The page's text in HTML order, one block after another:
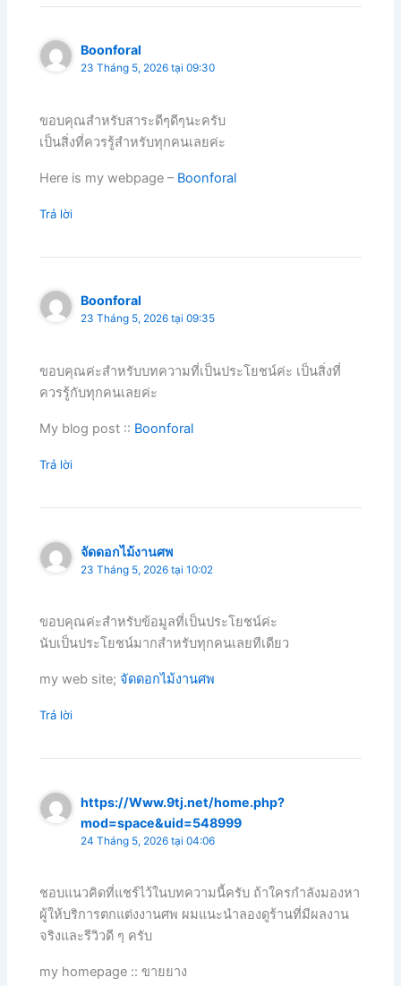
Boonforal
23 Tháng 5, 2026 tại 09:30
ขอบคุณสำหรับสาระดีๆดีๆนะครับ
เป็นสิ่งที่ควรรู้สำหรับทุกคนเลยค่ะ
Here is my webpage – Boonforal
Trả lời
Boonforal
23 Tháng 5, 2026 tại 09:35
ขอบคุณค่ะสำหรับบทความที่เป็นประโยชน์ค่ะ เป็นสิ่งที่
ควรรู้กับทุกคนเลยค่ะ
My blog post :: Boonforal
Trả lời
จัดดอกไม้งานศพ
23 Tháng 5, 2026 tại 10:02
ขอบคุณค่ะสำหรับข้อมูลที่เป็นประโยชน์ค่ะ
นับเป็นประโยชน์มากสำหรับทุกคนเลยทีเดียว
my web site; จัดดอกไม้งานศพ
Trả lời
https://Www.9tj.net/home.php?
mod=space&uid=548999
24 Tháng 5, 2026 tại 04:06
ชอบแนวคิดที่แชร์ไว้ในบทความนี้ครับ ถ้าใครกำลังมองหา
ผู้ให้บริการตกแต่งงานศพ ผมแนะนำลองดูร้านที่มีผลงาน
จริงและรีวิวดี ๆ ครับ
my homepage :: ขายยาง